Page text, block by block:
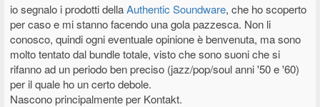
io segnalo i prodotti dellaAuthentic Soundware, che ho scoperto
per caso e mi stanno facendo una gola pazzesca. Non li
conosco, quindi ogni eventuale opinione è benvenuta, ma sono
molto tentato dal bundle totale, visto che sono suoni che si
rifanno ad un periodo ben preciso (jazz/pop/soul anni '50 e '60)
per il quale ho un certo debole.
Nascono principalmente per Kontakt.